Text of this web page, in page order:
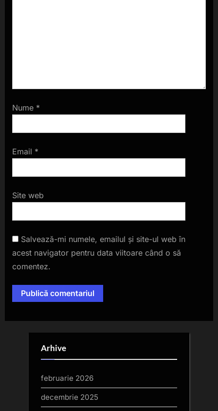
Nume *
Email *
Site web
Salvează-mi numele, emailul și site-ul web în
acest navigator pentru data viitoare când o să
comentez.
Arhive
februarie 2026
decembrie 2025